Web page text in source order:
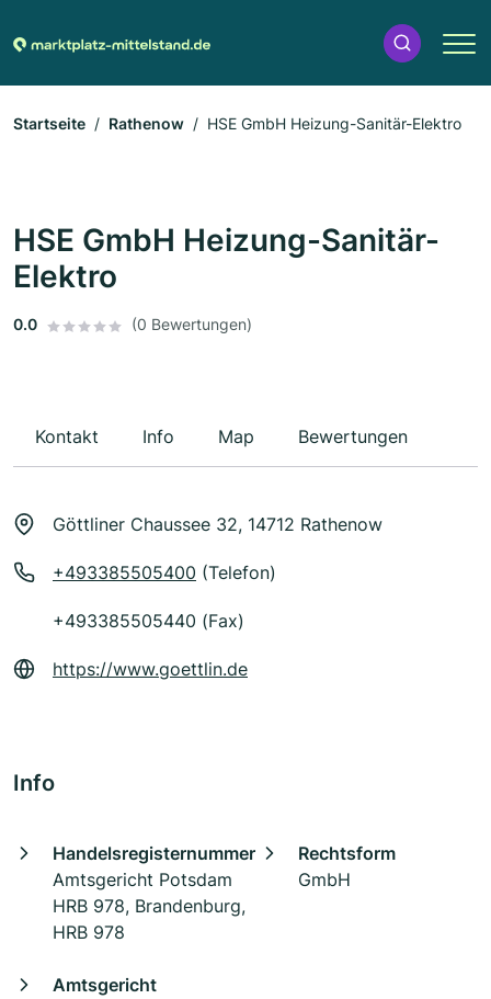
Startseite Rathenow HSE GmbH Heizung-Sanitär-Elektro
HSE GmbH Heizung-Sanitär-
Elektro
0.0 (0 Bewertungen)
Kontakt Info Map Bewertungen
Göttliner Chaussee 32, 14712 Rathenow
+493385505400 (Telefon)
+493385505440 (Fax)
https://www.goettlin.de
Info
Handelsregisternummer
Amtsgericht Potsdam
HRB 978, Brandenburg,
HRB 978
Rechtsform
GmbH
Amtsgericht